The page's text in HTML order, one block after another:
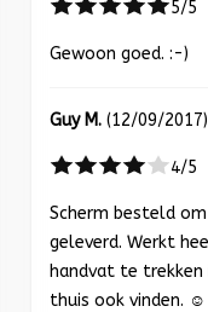
5/5
Gewoon goed. :-)
Guy M. (12/09/2017)
4/5
Scherm besteld
geleverd. Werkt
handvat te
thuis ook vinden. ☺️